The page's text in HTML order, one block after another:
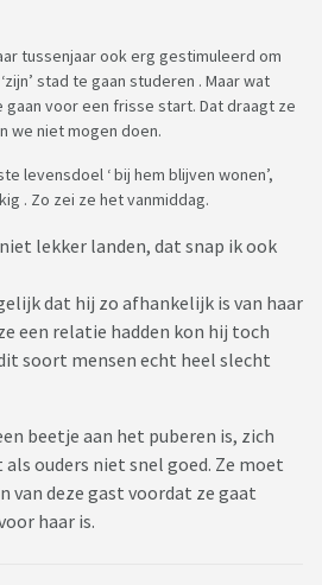
tussenjaar ook erg gestimuleerd om
stad te gaan studeren . Maar wat
voor een frisse start. Dat draagt ze
we niet mogen doen.
levensdoel ‘ bij hem blijven wonen’,
. Zo zei ze het vanmiddag.
lekker landen, dat snap ik ook
dat hij zo afhankelijk is van haar
een relatie hadden kon hij toch
soort mensen echt heel slecht
beetje aan het puberen is, zich
ouders niet snel goed. Ze moet
van deze gast voordat ze gaat
haar is.